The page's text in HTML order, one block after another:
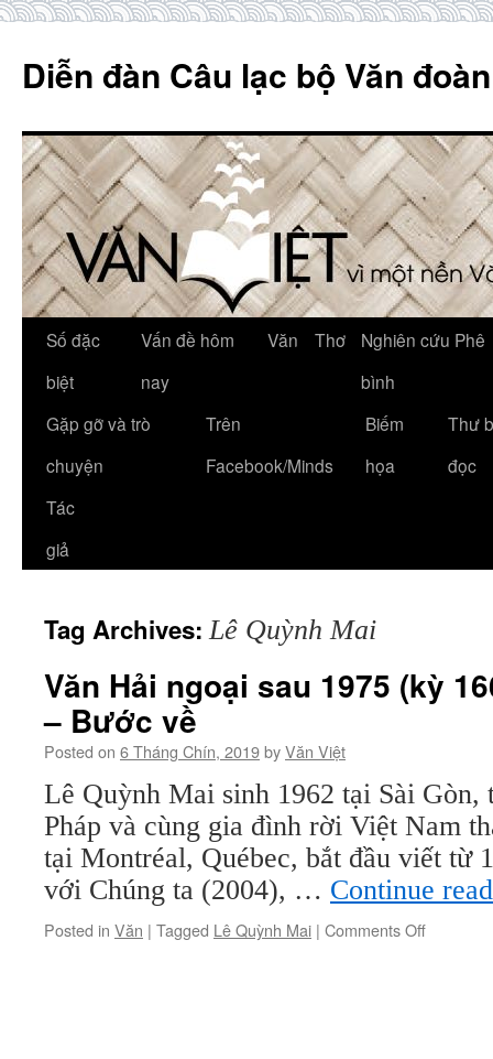
content
Diễn đàn Câu lạc bộ Văn
Số đặc
biệt
Vấn đề hôm
nay
Văn Thơ
Nghiên cứu Phê
bình
Gặp gỡ và trò
chuyện
Trên
Facebook/Minds
Biếm
họa
Thư
đọc
Tác
giả
Tag Archives:Lê Quỳnh Mai
Văn Hải ngoại sau 1975 (kỳ
– Bước về
Posted on 6 Tháng Chín, 2019byVăn Việt
Lê Quỳnh Mai sinh 1962 tại Sài Gòn,
Pháp và cùng gia đình rời Việt Nam
tại Montréal, Québec, bắt đầu viết từ
với Chúng ta (2004), … Continue
Posted in Văn | Tagged Lê Quỳnh Mai | Comments Offon